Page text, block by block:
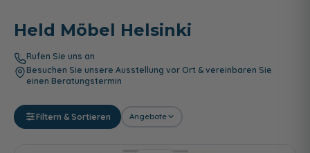
Held Möbel Helsinki
Rufen Sie uns an
Besuchen Sie unsere Ausstellung vor Ort & vereinbaren Sie
einen Beratungstermin
Filtern & Sortieren Angebote